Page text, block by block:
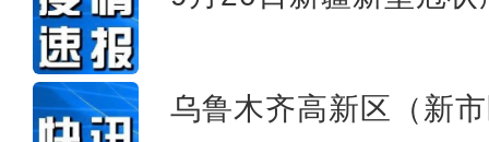
乌鲁木齐高新区（新